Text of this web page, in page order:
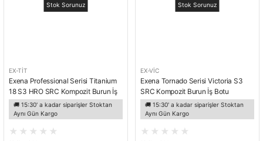
Stok Sorunuz
EX-TİT
Exena Professional Serisi Titanium
18 S3 HRO SRC Kompozit Burun İş
Botu
🚚 15:30' a kadar siparişler Stoktan
Aynı Gün Kargo
Stok Sorunuz
EX-VİC
Exena Tornado Serisi Victoria S3
SRC Kompozit Burun İş Botu
🚚 15:30' a kadar siparişler Stoktan
Aynı Gün Kargo